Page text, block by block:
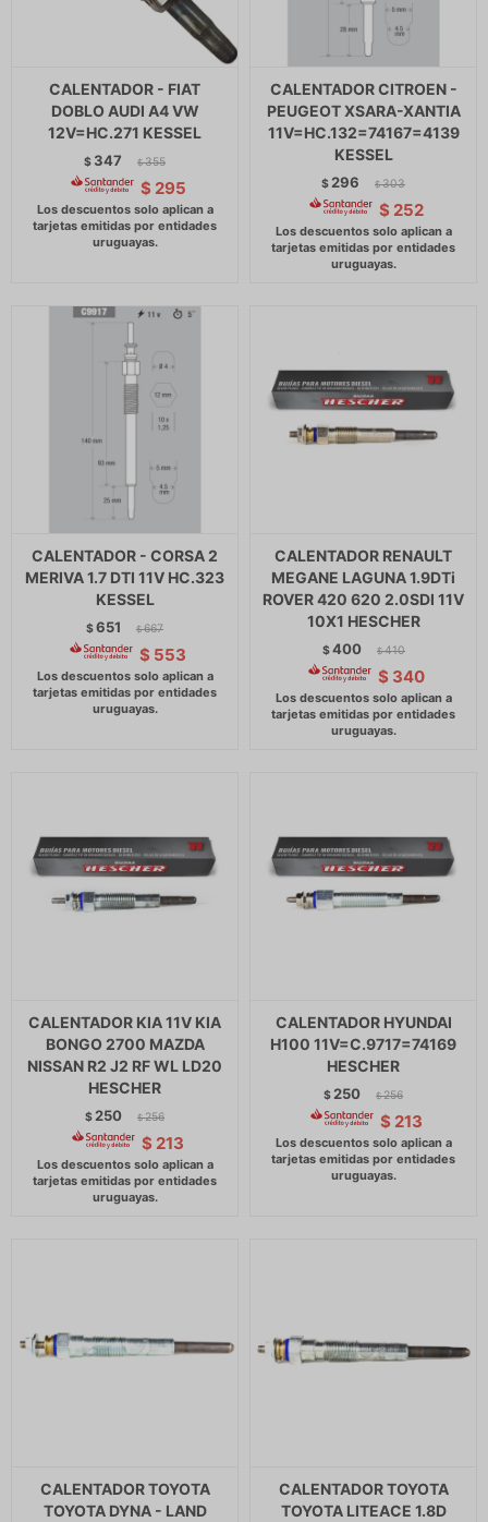
CALENTADOR - FIAT
DOBLO AUDI A4 VW
12V=HC.271 KESSEL
$ 347 $ 355
$ 295
CALENTADOR CITROEN -
PEUGEOT XSARA-XANTIA
11V=HC.132=74167=4139
KESSEL
$ 296 $ 303
$ 252
CALENTADOR - CORSA 2
MERIVA 1.7 DTI 11V HC.323
KESSEL
$651 $ 667
$ 553
CALENTADOR RENAULT
MEGANE LAGUNA 1.9DTi
ROVER 420 620 2.0SDI 11V
10X1 HESCHER
$400 $ 410
$ 340
CALENTADOR KIA 11V KIA
BONGO 2700 MAZDA
NISSAN R2 J2 RF WL LD20
HESCHER
$ 250 $ 256
$ 213
CALENTADOR HYUNDAI
H100 11V=C.9717=74169
HESCHER
$ 250 $ 256
$ 213
CALENTADOR TOYOTA
TOYOTA DYNA - LAND
CALENTADOR TOYOTA
TOYOTA LITEACE 1.8D